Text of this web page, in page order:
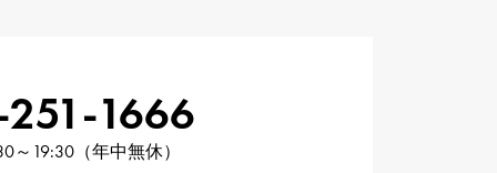
1666
～19:30（年中無休）